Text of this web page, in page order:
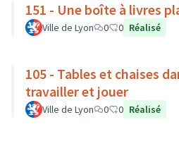
151 - Une boîte à livres
Ville de Lyon 0 0 Réalisé
105 - Tables et chaises
travailler et jouer
Ville de Lyon 0 0 Réalisé